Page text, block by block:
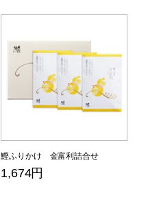
鰹ふりかけ 金富利詰合せ
1,674円